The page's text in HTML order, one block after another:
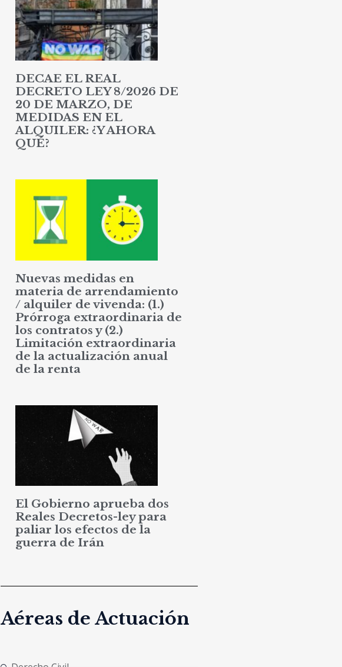
DECAE EL REAL
DECRETO LEY 8/2026 DE
20 DE MARZO, DE
MEDIDAS EN EL
ALQUILER: ¿Y AHORA
QUÉ?
Nuevas medidas en
materia de arrendamiento
/ alquiler de vivenda: (1.)
Prórroga extraordinaria de
los contratos y (2.)
Limitación extraordinaria
de la actualización anual
de la renta
El Gobierno aprueba dos
Reales Decretos-ley para
paliar los efectos de la
guerra de Irán
Aéreas de Actuación